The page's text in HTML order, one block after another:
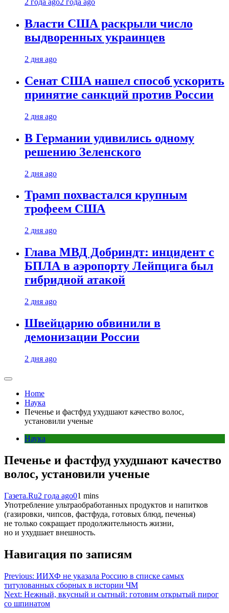
2 года ago2 года ago
Власти США раскрыли число
выдворенных украинцев
2 дня ago
Сенат США нашел способ ускорить
принятие санкций против России
2 дня ago
В Германии удивились одному
решению Зеленского
2 дня ago
Трамп похвастался крупным
трофеем США
2 дня ago
Глава МВД Добриндт: инцидент с
БПЛА в аэропорту Лейпцига был
гибридной атакой
2 дня ago
Швейцарию обвинили в
демонизации России
2 дня ago
Home
Наука
Печенье и фастфуд ухудшают качество волос,
установили ученые
Наука
Печенье и фастфуд ухудшают качество
волос, установили ученые
Газета.Ru2 года ago01 mins
Употребление ультраобработанных продуктов и напитков
(газировки, чипсов, фастфуда, готовых блюд, печенья)
не только сокращает продолжительность жизни,
но и ухудшает внешность.
Навигация по записям
Previous: ИИХФ не указала Россию в списке самых
титулованных сборных в истории ЧМ
Next: Нежный, вкусный и сытный: готовим открытый пирог
со шпинатом